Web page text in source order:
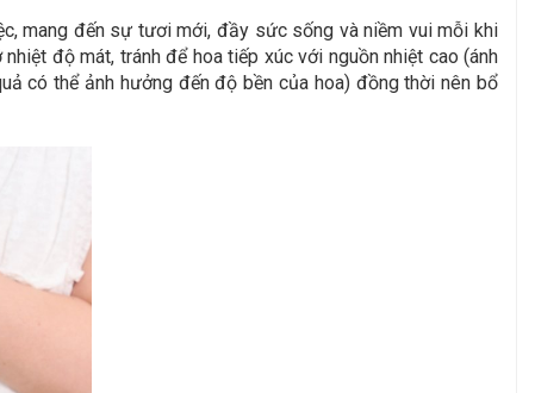
mang đến sự tươi mới, đầy sức sống và niềm vui mỗi khi
độ mát, tránh để hoa tiếp xúc với nguồn nhiệt cao (ánh
có thể ảnh hưởng đến độ bền của hoa) đồng thời nên bổ